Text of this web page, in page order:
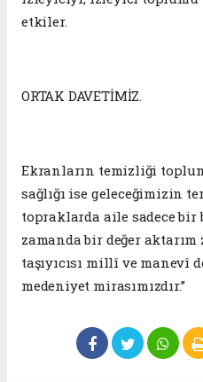
etkiler.
ORTAK DAVETİMİZ.
Ekranların temizliği
sağlığı ise geleceğimizin
topraklarda aile sadece
zamanda bir değer
taşıyıcısı millî ve manevî
medeniyet mirasımızdır.”